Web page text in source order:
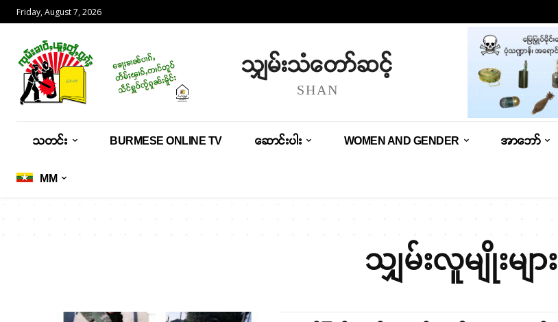
Friday, August 7, 2026
သျှမ်းသံတော်ဆင့်
SHAN
သတင်း BURMESE ONLINE TV ဆောင်းပါး WOMEN AND GENDER အာဘော်
MM
သျှမ်းလူမျိုးများ